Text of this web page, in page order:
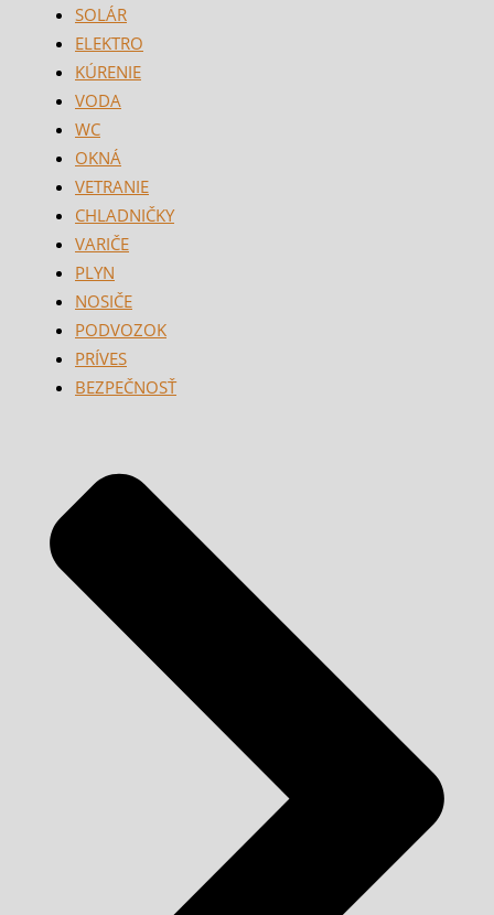
SOLÁR
ELEKTRO
KÚRENIE
VODA
WC
OKNÁ
VETRANIE
CHLADNIČKY
VARIČE
PLYN
NOSIČE
PODVOZOK
PRÍVES
BEZPEČNOSŤ